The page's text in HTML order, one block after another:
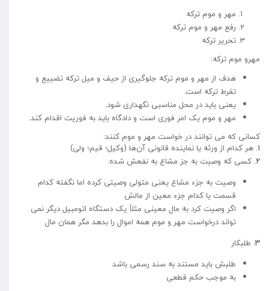
مهر و موم ترکه
رفع مهر و موم ترکه
تحریر ترکه
مهرو موم ترکه:
هدف از مهر و موم ترکه جلوگیری از حیف و میل ترکه تضییع و
تفرط ترکه است.
یعنی باید در محل مناسبی نگهداری شود.
مهر و موم یک امر فوری است و دادگاه باید به فوریت اقدام کند.
کسانی که می توانند در خواست مهر و موم کنند:
۱. هر کدام از ورثه یا نماینده قانونی آن‌ها (وکیل؛ قیم؛ ولی)
۲. کسی که وصیت به جز مشاع به نفعش شده:
وصیت به جزء مشاع یعنی متولی وصیتی کرده اما نگفته کدام
قسمت یا کدام جزء معین از مالش
اگر وصیت کرد به مال معینی مثلاً یک دستگاه اتومبیل دیگر نمی
تواند درخواست مهر و موم همه اموال را بدهد مگر همان مال
۳. طلبکار
طلبش باید مستند به سند رسمی باشد
به موجب حکم قطعی